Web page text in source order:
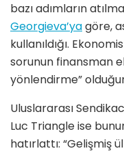
bazı adımların
Georgieva’yagöre,
kullanıldığı.
sorunun finansman
yönlendirme”
Uluslararası
Luc Triangle ise
hatırlattı: “Gelişmiş